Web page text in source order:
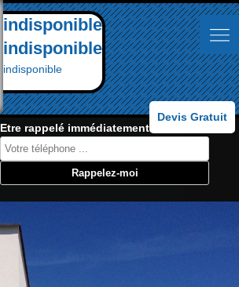
indisponible
indisponible
indisponible
Devis Gratuit
Etre rappelé immédiatement: